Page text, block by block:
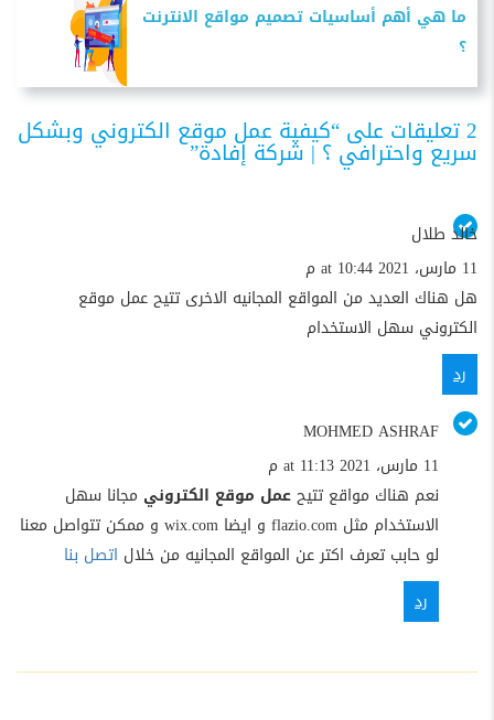
ما هي أهم أساسيات تصميم مواقع الانترنت
؟
2 تعليقات على “كيفية عمل موقع الكتروني وبشكل
سريع واحترافي ؟ | شركة إفادة”
خالد طلال
11 مارس، 2021 at 10:44 م
هل هناك العديد من المواقع المجانيه الاخرى تتيح عمل موقع
الكتروني سهل الاستخدام
رد
MOHMED ASHRAF
11 مارس، 2021 at 11:13 م
نعم هناك مواقع تتيحعمل موقع الكتروني مجانا سهل
الاستخدام مثل flazio.com و ايضا wix.com و ممكن تتواصل معنا
لو حابب تعرف اكتر عن المواقع المجانيه من خلال اتصل بنا
رد